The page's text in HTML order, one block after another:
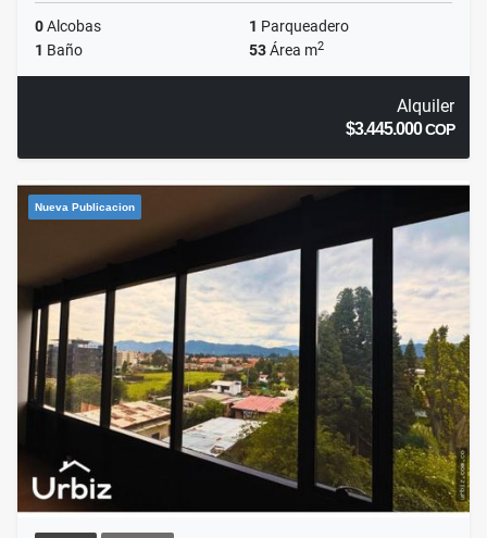
0Alcobas 1 Parqueadero
1 Baño 53Área m2
Alquiler
$3.445.000COP
Nueva Publicacion